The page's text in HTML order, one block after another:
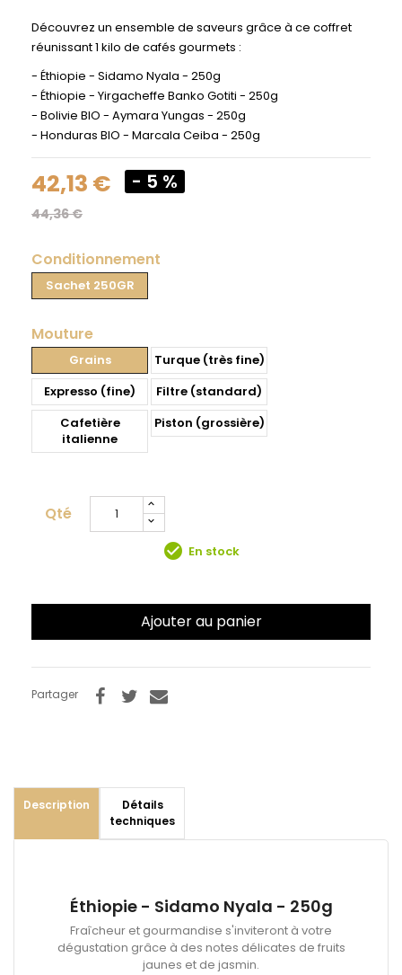
Découvrez un ensemble de saveurs grâce à ce coffret
réunissant 1 kilo de cafés gourmets :
- Éthiopie - Sidamo Nyala - 250g
- Éthiopie - Yirgacheffe Banko Gotiti - 250g
- Bolivie BIO - Aymara Yungas - 250g
- Honduras BIO - Marcala Ceiba - 250g
42,13 € - 5 %
44,36 €
Conditionnement
Sachet 250GR
Mouture
Grains
Turque (très fine)
Expresso (fine)
Filtre (standard)
Cafetière
italienne
Piston (grossière)
Qté
check_circle En stock
Ajouter au panier
Partager
Description
Détails
techniques
Éthiopie - Sidamo Nyala - 250g
Fraîcheur et gourmandise s'inviteront à votre
dégustation grâce à des notes délicates de fruits
jaunes et de jasmin.